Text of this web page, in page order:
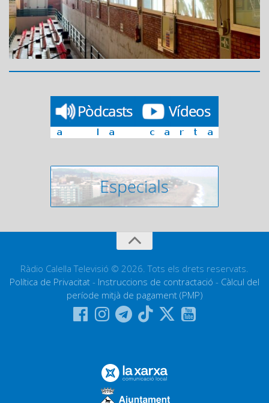
Ràdio Calella Televisió © 2026. Tots els drets reservats.
Política de Privacitat - Instruccions de contractació - Càlcul del
període mitjà de pagament (PMP)